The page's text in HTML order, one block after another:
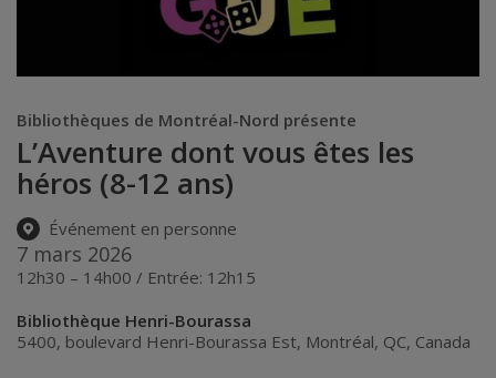
Bibliothèques de Montréal-Nord présente
L’Aventure dont vous êtes les
héros (8-12 ans)
Événement en personne
7 mars 2026
12h30 – 14h00 / Entrée: 12h15
Bibliothèque Henri-Bourassa
5400, boulevard Henri-Bourassa Est, Montréal, QC, Canada